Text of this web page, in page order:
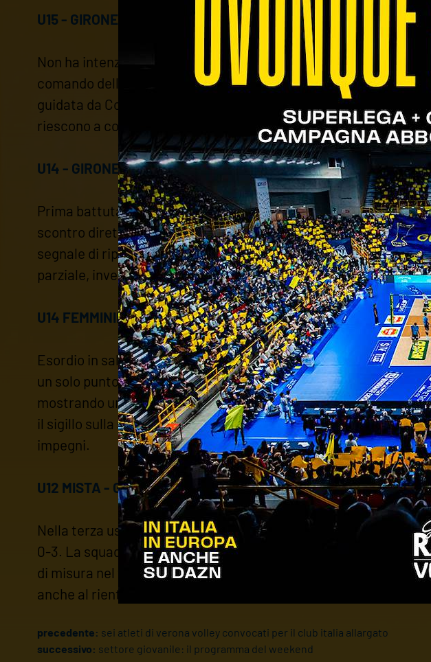
U15 - GIRONE B: FUTURVOLLEY AP - VERONA VOLLEY 0-3
Non ha intenzione di fermare la propria corsa la selezione
comando della classifica con cinque lunghezze di vantaggio
guidata da Coach Jorcano, che mette le cose in chiaro sin
riescono a contrastare il suo gioco. Nei tre set la differenza è
U14 - GIRONE GOLD: VERONA VOLLEY - BASSANO VOLLEY 0-
Prima battuta d'arresto nella seconda fase del torneo di
scontro diretto con il Bassano. Gli ospiti partono forte e
segnale di ripresa si vede al rientro in campo, anche se la
parziale, invece, è combattuto, i padroni di casa giocano alla
U14 FEMMINILE - GIRONE T (BRONZE): VOLLEY
Esordio in salita nella seconda fase del campionato di
un solo punto in saccoccia. Le ragazze di Coach Castellani
mostrando una buona intesa. Poi emerge anche il valore delle
il sigillo sulla sfida nel terzo set, dove Verona si sgretola.
impegni.
U12 MISTA - GIRONE E: VERONA VOLLEY - ARENA VOLLEY
Nella terza uscita del torneo U12, la formazione scaligera si
0-3. La squadra allenata da Coach Begnini comincia bene la
di misura nel finale del primo parziale. Poi gli ospiti alzano il
anche al rientro in campo, dove Verona prova a fare la sua
precedente: sei atleti di verona volley convocati per il club italia allargato
successivo: settore giovanile: il programma del weekend